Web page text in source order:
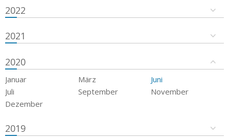
2022
2021
2020
Januar März
Juni
Juli
September
November
Dezember
2019